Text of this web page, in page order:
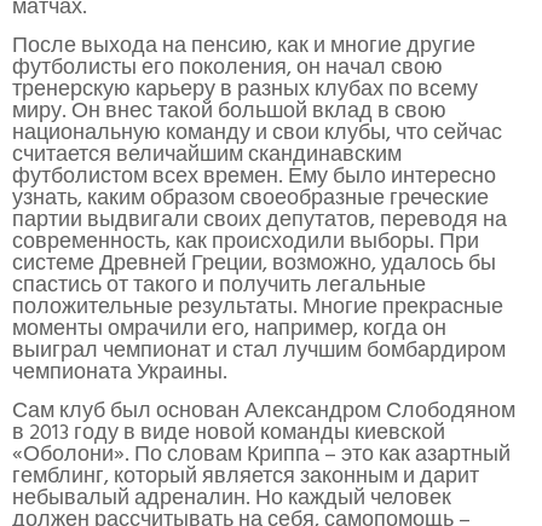
матчах.
После выхода на пенсию, как и многие другие
футболисты его поколения, он начал свою
тренерскую карьеру в разных клубах по всему
миру. Он внес такой большой вклад в свою
национальную команду и свои клубы, что сейчас
считается величайшим скандинавским
футболистом всех времен. Ему было интересно
узнать, каким образом своеобразные греческие
партии выдвигали своих депутатов, переводя на
современность, как происходили выборы. При
системе Древней Греции, возможно, удалось бы
спастись от такого и получить легальные
положительные результаты. Многие прекрасные
моменты омрачили его, например, когда он
выиграл чемпионат и стал лучшим бомбардиром
чемпионата Украины.
Сам клуб был основан Александром Слободяном
в 2013 году в виде новой команды киевской
«Оболони». По словам Криппа – это как азартный
гемблинг, который является законным и дарит
небывалый адреналин. Но каждый человек